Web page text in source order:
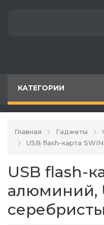
КАТЕГОРИИ
Главная Гаджеты
USB flash-карта
USB flash-
алюминий,